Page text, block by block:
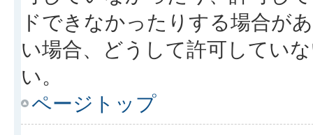
ドできなかったりする場合が
い場合、どうして許可してい
い。
ページトップ